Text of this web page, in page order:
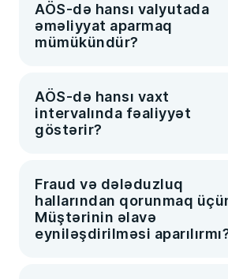
AÖS-də hansı valyutada
əməliyyat aparmaq
mümükündür?
AÖS-də hansı vaxt
intervalında fəaliyyət
göstərir?
Fraud və dələduzluq
hallarından qorunmaq
Müştərinin əlavə
eyniləşdirilməsi